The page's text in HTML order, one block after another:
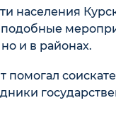
населения
подобные
и в районах.